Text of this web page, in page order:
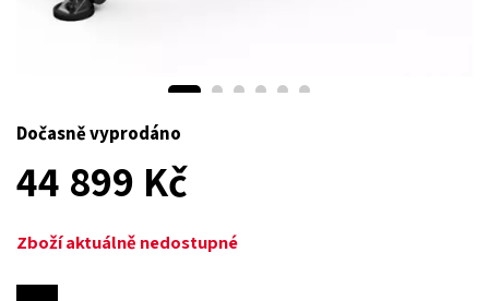
Dočasně vyprodáno
44 899 Kč
Zboží aktuálně nedostupné